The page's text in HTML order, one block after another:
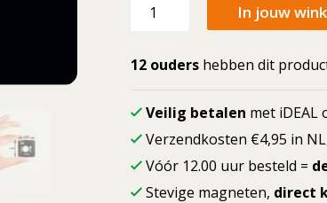
picto
shirt
aantal
In jouw
12 oudershebben dit
Veilig betalen met iDEAL
Verzendkosten €4,95 in
Vóór 12.00 uur besteld =
Stevige magneten, direct